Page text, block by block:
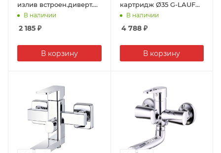
излив встроен.диверт.
G-LAUF JML-
В наличии
2 185 ₽
В корзину
картридж Ø35 G-LAUF
NOF3-A033/LOF3-A033
В наличии
4 788₽
В корзину